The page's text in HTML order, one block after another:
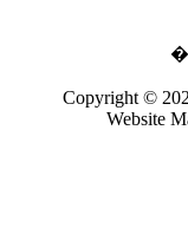
�
Copyright ©
Website